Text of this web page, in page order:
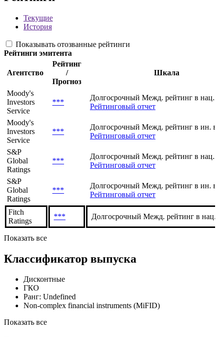
Рейтинги
Текущие
Показывать отозванные рейтинги
Рейтинги эмитента
Агентство Шкала
Moody's
Investors
Service
***
Долгосрочный Межд. рейтинг в нац.
Рейтинговый отчет
Moody's
Investors
Service
***
Долгосрочный Межд. рейтинг в ин.
Рейтинговый отчет
S&P
Global
Ratings
***
Долгосрочный Межд. рейтинг в нац.
Рейтинговый отчет
S&P
Global
Долгосрочный Межд. рейтинг в ин.
Рейтинговый отчет
Ratings
Классификатор выпуска
ГКО